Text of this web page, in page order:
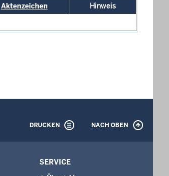
Aktenzeichen
Hinweis
DRUCKEN NACH OBEN
SERVICE